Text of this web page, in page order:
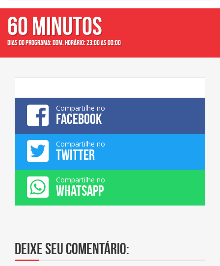
60 MINUTOS
Dias do programa: dom, Horário: 23:00 as 00:00
Compartilhe no
FACEBOOK
Compartilhe no
TWITTER
Compartilhe no
WHATSAPP
Deixe seu comentário: